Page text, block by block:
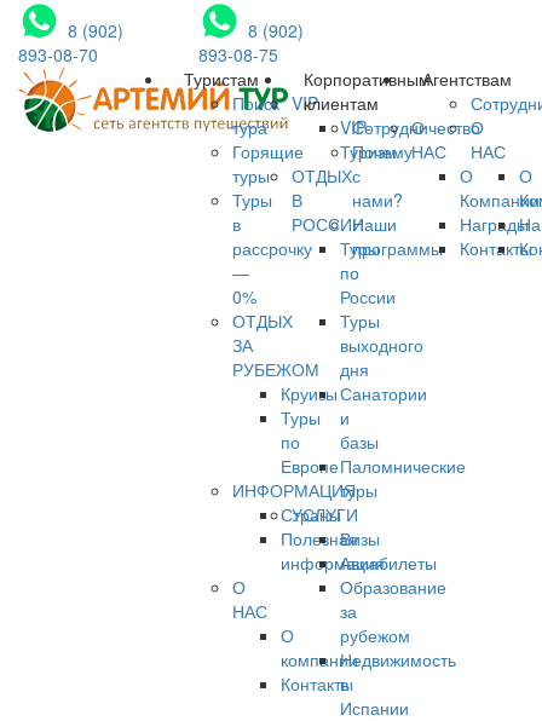
8 (902)
893-08-70
8 (902)
893-08-75
Туристам
Поиск
тура
Горящие
туры
Туры
в
рассрочку
—
0%
ОТДЫХ
ЗА
РУБЕЖОМ
Круизы
Туры
по
Европе
ИНФОРМАЦИЯ
Страны
Полезная
информация
О
НАС
О
компании
Контакты
VIP
VIP-
Туризм
ОТДЫХ
В
РОССИИ
Туры
по
России
Туры
выходного
дня
Санатории
и
базы
Паломнические
туры
УСЛУГИ
Визы
Авиабилеты
Образование
за
рубежом
Недвижимость
в
Испании
Корпоративным
клиентам
Сотрудничество
Почему
с
нами?
Наши
программы
О
НАС
О
Компании
Награды
Контакты
Агентствам
О
НАС
О